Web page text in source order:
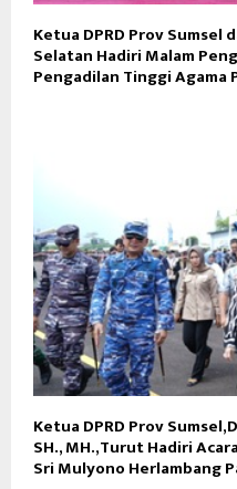
Ketua DPRD Prov Sumsel
Selatan Hadiri Malam
Pengadilan Tinggi Agama
Ketua DPRD Prov
SH., MH.,Turut Hadiri
Sri Mulyono Herlambang